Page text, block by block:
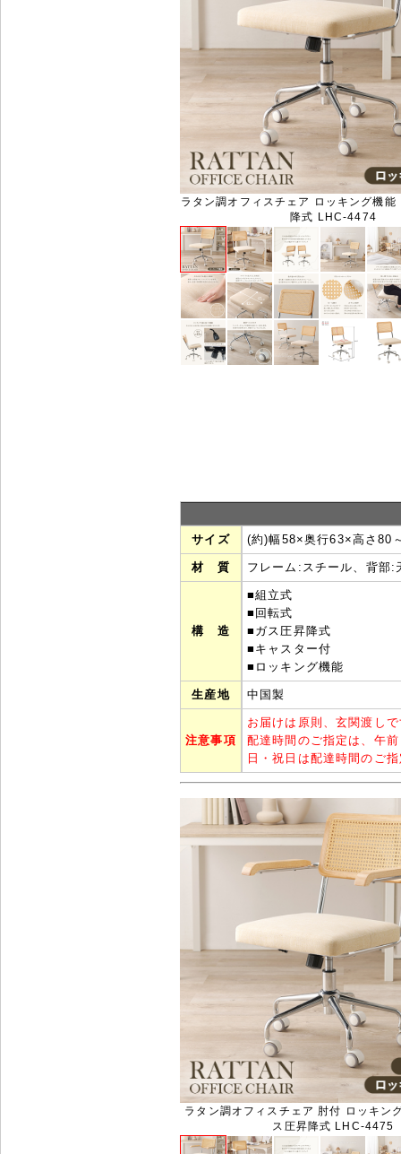
ラタン調オフィスチェア ロッキング機能
降式 LHC-4474
サイズ (約)幅58×奥行63×高さ80
材 質 フレーム:スチール、背部:
構 造
■組立式
■回転式
■ガス圧昇降式
■キャスター付
■ロッキング機能
生産地 中国製
注意事項
お届けは原則、玄関渡し
配達時間のご指定は、午
日・祝日は配達時間のご
ラタン調オフィスチェア 肘付 ロッキン
ス圧昇降式 LHC-4475